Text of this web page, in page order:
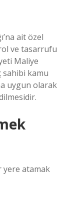
ait özel
ve tasarrufu
Maliye
sahibi kamu
uygun olarak
yere atamak